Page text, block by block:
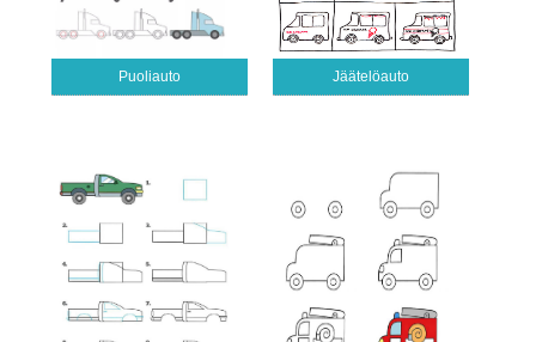
Puoliauto Jäätelöauto